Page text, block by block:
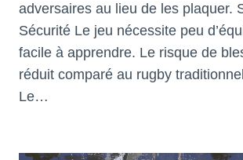
adversaires au lieu de les plaquer.
Sécurité Le jeu nécessite peu
facile à apprendre. Le risque de
réduit comparé au rugby
Le…